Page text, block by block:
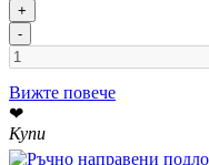
+
-
Вижте повече
❤
Купи